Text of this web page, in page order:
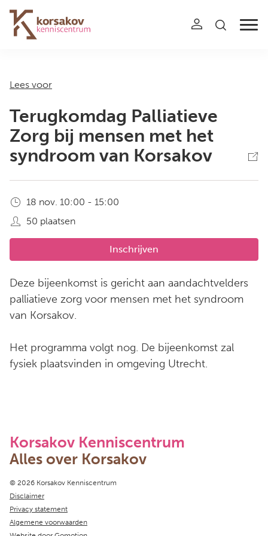
Navigation
Lees voor
Terugkomdag Palliatieve
Zorg bij mensen met het
syndroom van Korsakov
18 nov. 10:00 - 15:00
50 plaatsen
Inschrijven
Deze bijeenkomst is gericht aan aandachtvelders
palliatieve zorg voor mensen met het syndroom
van Korsakov.
Het programma volgt nog. De bijeenkomst zal
fysiek plaatsvinden in omgeving Utrecht.
Korsakov Kenniscentrum
Alles over Korsakov
Copyright navigation
© 2026 Korsakov Kenniscentrum
Disclaimer
Privacy statement
Algemene voorwaarden